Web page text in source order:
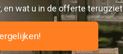
en wat u in de offerte